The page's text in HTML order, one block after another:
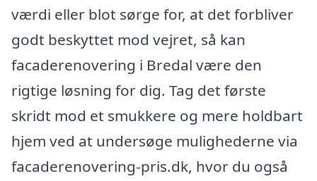
værdi eller blot sørge for, at det forbliver
godt beskyttet mod vejret, så kan
facaderenovering i Bredal være den
rigtige løsning for dig. Tag det første
skridt mod et smukkere og mere holdbart
hjem ved at undersøge mulighederne via
facaderenovering-pris.dk, hvor du også